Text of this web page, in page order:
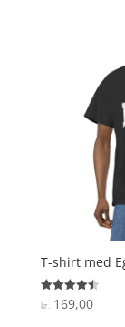
T-shirt med
Vurderet
4.5
kr. 169,00